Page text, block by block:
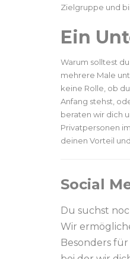
Zielgruppe und
Ein
Warum solltest
mehrere Male
keine Rolle, ob
Anfang stehst,
beraten wir dich
Privatpersonen
deinen Vorteil
Social
Du suchst
Wir
Besonders